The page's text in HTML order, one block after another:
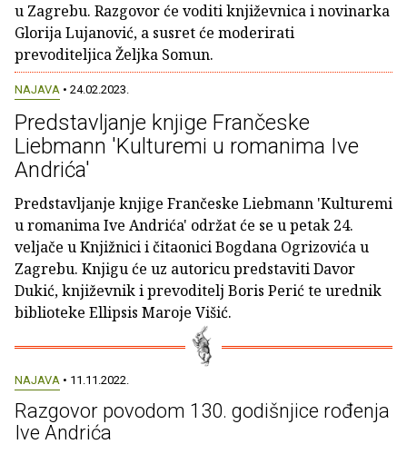
u Zagrebu. Razgovor će voditi književnica i novinarka
Glorija Lujanović, a susret će moderirati
prevoditeljica Željka Somun.
NAJAVA • 24.02.2023.
Predstavljanje knjige Frančeske
Liebmann 'Kulturemi u romanima Ive
Andrića'
Predstavljanje knjige Frančeske Liebmann 'Kulturemi
u romanima Ive Andrića' održat će se u petak 24.
veljače u Knjižnici i čitaonici Bogdana Ogrizovića u
Zagrebu. Knjigu će uz autoricu predstaviti Davor
Dukić, književnik i prevoditelj Boris Perić te urednik
biblioteke Ellipsis Maroje Višić.
NAJAVA • 11.11.2022.
Razgovor povodom 130. godišnjice rođenja
Ive Andrića